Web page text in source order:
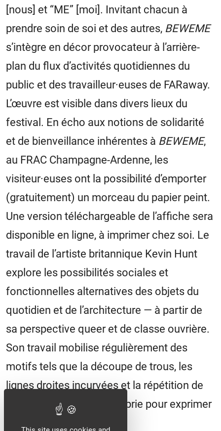
[nous] et “ME” [moi]. Invitant chacun à
prendre soin de soi et des autres, BEWEME
s’intègre en décor provocateur à l’arrière-
plan du flux d’activités quotidiennes du
public et des travailleur·euses de FARaway.
L’œuvre est visible dans divers lieux du
festival. En écho aux notions de solidarité
et de bienveillance inhérentes à BEWEME,
au FRAC Champagne-Ardenne, les
visiteur·euses ont la possibilité d’emporter
(gratuitement) un morceau du papier peint.
Une version téléchargeable de l’affiche sera
disponible en ligne, à imprimer chez soi. Le
travail de l’artiste britannique Kevin Hunt
explore les possibilités sociales et
fonctionnelles alternatives des objets du
quotidien et de l’architecture — à partir de
sa perspective queer et de classe ouvrière.
Son travail mobilise régulièrement des
motifs tels que la découpe de trous, les
lignes droites incurvées et la répétition de
gestes flous, qu’il s’approprie pour exprimer